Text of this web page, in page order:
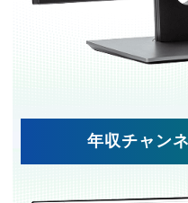
年収チャン